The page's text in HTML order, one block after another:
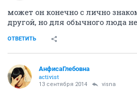
может он конечно с лично
другой, но для обычного люда
ОТВЕТИТЬ
АнфисаГлебовна
activist
13 сентября 2014 visna